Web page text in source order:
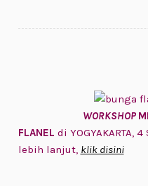
WORKSHOP
FLANEL di YOGYAKARTA,
lebih lanjut, klik disini